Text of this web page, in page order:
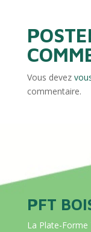
Vous devez
commentaire.
PFT
La Plate-